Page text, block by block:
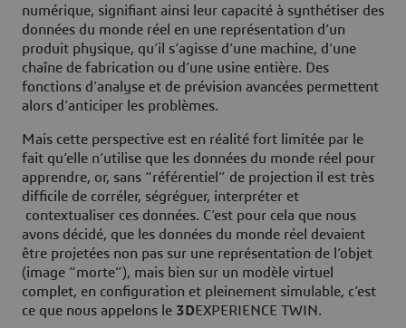
numérique, signifiant ainsi leur capacité à synthétiser des
données du monde réel en une représentation d’un
produit physique, qu’il s’agisse d’une machine, d’une
chaîne de fabrication ou d’une usine entière. Des
fonctions d’analyse et de prévision avancées permettent
alors d’anticiper les problèmes.
Mais cette perspective est en réalité fort limitée par le
fait qu’elle n’utilise que les données du monde réel pour
apprendre, or, sans “référentiel” de projection il est très
difficile de corréler, ségréguer, interpréter et
contextualiser ces données. C’est pour cela que nous
avons décidé, que les données du monde réel devaient
être projetées non pas sur une représentation de l’objet
(image “morte”), mais bien sur un modèle virtuel
complet, en configuration et pleinement simulable, c’est
ce que nous appelons le 3DEXPERIENCE TWIN.